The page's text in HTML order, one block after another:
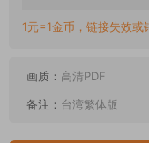
1元=1金币，链接失效
画质： 高清PDF
备注： 台湾繁体版